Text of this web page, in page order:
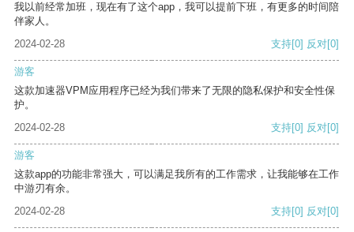
我以前经常加班，现在有了这个app，我可以提前下班，有更多的时间陪
伴家人。
2024-02-28
支持[0] 反对[0]
游客
这款加速器VPM应用程序已经为我们带来了无限的隐私保护和安全性保
护。
2024-02-28
支持[0] 反对[0]
游客
这款app的功能非常强大，可以满足我所有的工作需求，让我能够在工作
中游刃有余。
2024-02-28
支持[0] 反对[0]